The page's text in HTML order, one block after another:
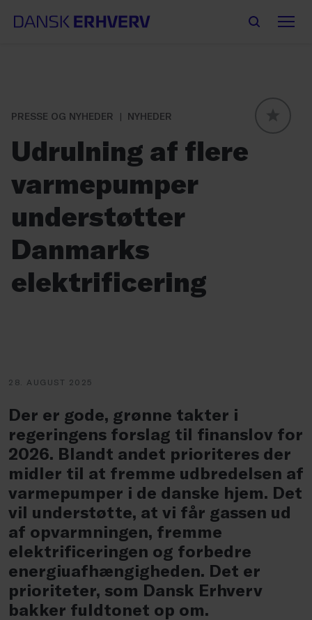
PRESSE OG NYHEDER
NYHEDER
Udrulning af flere
varmepumper
understøtter
Danmarks
elektrificering
28. AUGUST 2025
Der er gode, grønne takter i
regeringens forslag til finanslov for
2026. Blandt andet prioriteres der
midler til at fremme udbredelsen af
varmepumper i de danske hjem. Det
vil understøtte, at vi får gassen ud
af opvarmningen, fremme
elektrificeringen og forbedre
energiuafhængigheden. Det er
prioriteter, som Dansk Erhverv
bakker fuldtonet op om.